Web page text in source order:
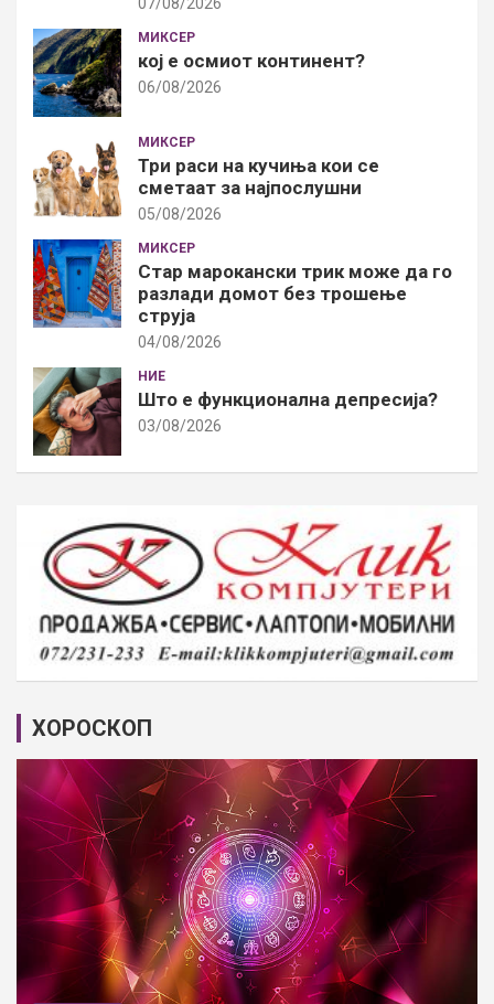
МИКСЕР
кој е осмиот континент?
06/08/2026
МИКСЕР
Три раси на кучиња кои се
сметаат за најпослушни
05/08/2026
МИКСЕР
Стар марокански трик може да го
разлади домот без трошење
струја
04/08/2026
НИЕ
Што е функционална депресија?
03/08/2026
ХОРОСКОП